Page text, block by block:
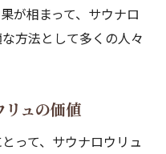
が相まって、サウナロ
方法として多くの人々
ュの価値
って、サウナロウリュ